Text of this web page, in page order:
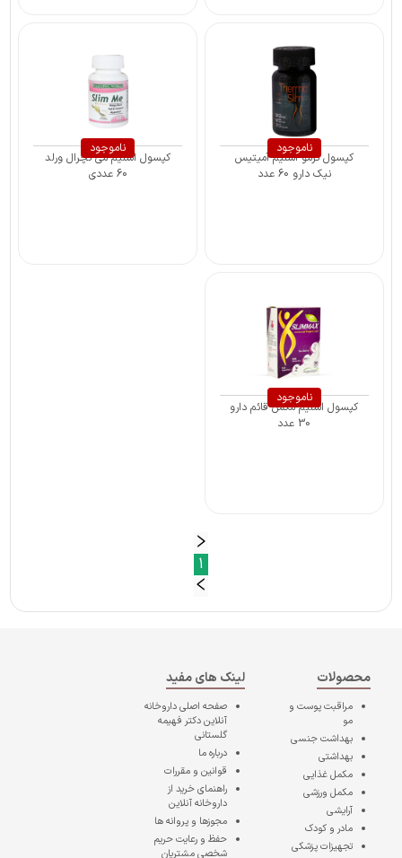
ناموجود
کپسول ترمو اسلیم آمیتیس
نیک دارو 60 عدد
ناموجود
کپسول اسلیم می نچرال ورلد
60 عددی
ناموجود
کپسول اسلیم مکس قائم دارو
30 عدد
1
محصولات
مراقبت پوست و
مو
بهداشت جنسی
بهداشتی
مکمل غذایی
مکمل ورزشی
آرایشی
مادر و کودک
تجهیزات پزشکی
لینک های مفید
صفحه اصلیداروخانه
آنلاین دکتر فهیمه
گلستانی
درباره ما
قوانین و مقررات
راهنمای خرید از
داروخانه آنلاین
مجوزها و پروانه ها
حفظ و رعایت حریم
شخصی مشتریان